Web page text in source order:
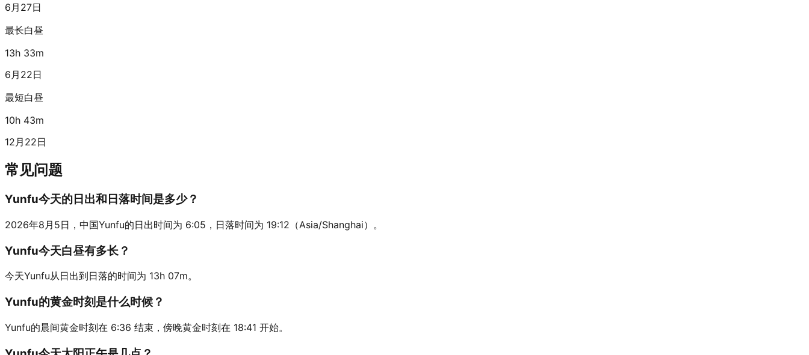
6月27日
最长白昼
13h 33m
6月22日
最短白昼
10h 43m
12月22日
常见问题
Yunfu今天的日出和日落时间是多少？
2026年8月5日，中国Yunfu的日出时间为 6:05，日落时间为 19:12（Asia/Shanghai）。
Yunfu今天白昼有多长？
今天Yunfu从日出到日落的时间为 13h 07m。
Yunfu的黄金时刻是什么时候？
Yunfu的晨间黄金时刻在 6:36 结束，傍晚黄金时刻在 18:41 开始。